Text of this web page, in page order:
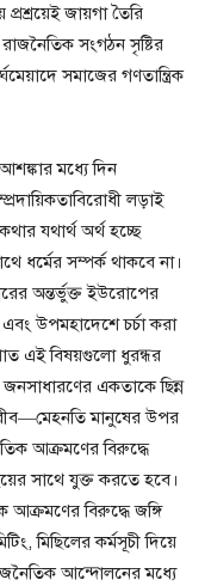
জায়গা তৈরি
সংগঠন সৃষ্টির
সমাজের গণতান্ত্রিক
মধ্যে দিন
লড়াই
যথার্থ অর্থ হচ্ছে
ধর্মের সম্পর্ক থাকবে না।
অন্তর্ভুক্ত ইউরোপের
উপমহাদেশে চর্চা করা
এই বিষয়গুলো ধুরন্ধর
একতাকে ছিন্ন
মানুষের উপর
আক্রমণের বিরুদ্ধে
সাথে যুক্ত করতে হবে।
বিরুদ্ধে জঙ্গি
মিছিলের কর্মসূচী দিয়ে
আন্দোলনের মধ্যে